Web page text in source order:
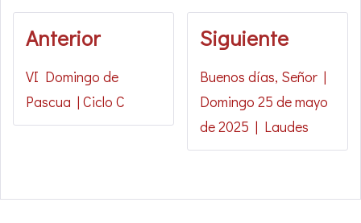
Anterior
VI Domingo de
Pascua | Ciclo C
Siguiente
Buenos días, Señor |
Domingo 25 de mayo
de 2025 | Laudes